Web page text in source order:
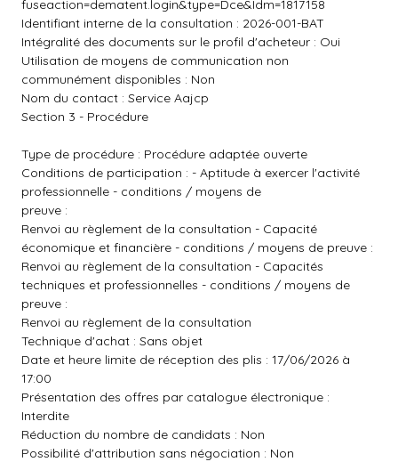
fuseaction=dematent.login&type=Dce&Idm=1817158
Identifiant interne de la consultation : 2026-001-BAT
Intégralité des documents sur le profil d'acheteur : Oui
Utilisation de moyens de communication non
communément disponibles : Non
Nom du contact : Service Aajcp
Section 3 - Procédure
Type de procédure : Procédure adaptée ouverte
Conditions de participation : - Aptitude à exercer l'activité
professionnelle - conditions / moyens de
preuve :
Renvoi au règlement de la consultation - Capacité
économique et financière - conditions / moyens de preuve :
Renvoi au règlement de la consultation - Capacités
techniques et professionnelles - conditions / moyens de
preuve :
Renvoi au règlement de la consultation
Technique d'achat : Sans objet
Date et heure limite de réception des plis : 17/06/2026 à
17:00
Présentation des offres par catalogue électronique :
Interdite
Réduction du nombre de candidats : Non
Possibilité d'attribution sans négociation : Non